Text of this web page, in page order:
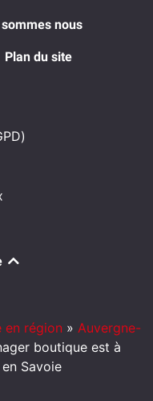
nous
Plan du site
en région » Auvergne-
boutique est à
Savoie